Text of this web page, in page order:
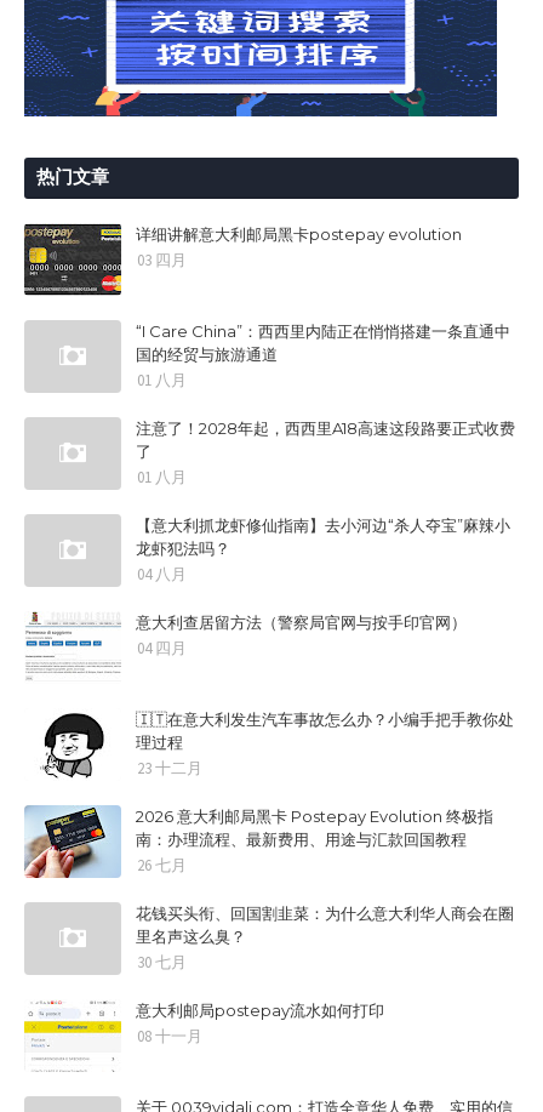
热门文章
详细讲解意大利邮局黑卡postepay evolution
03 四月
“I Care China”：西西里内陆正在悄悄搭建一条直通中
国的经贸与旅游通道
01 八月
注意了！2028年起，西西里A18高速这段路要正式收费
了
01 八月
【意大利抓龙虾修仙指南】去小河边“杀人夺宝”麻辣小
龙虾犯法吗？
04 八月
意大利查居留方法（警察局官网与按手印官网）
04 四月
🇮🇹在意大利发生汽车事故怎么办？小编手把手教你处
理过程
23 十二月
2026 意大利邮局黑卡 Postepay Evolution 终极指
南：办理流程、最新费用、用途与汇款回国教程
26 七月
花钱买头衔、回国割韭菜：为什么意大利华人商会在圈
里名声这么臭？
30 七月
意大利邮局postepay流水如何打印
08 十一月
关于 0039yidali.com：打造全意华人免费、实用的信